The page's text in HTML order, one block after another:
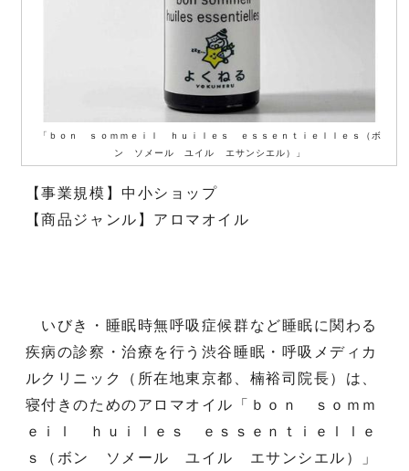
「ｂｏｎ ｓｏｍｍｅｉｌ ｈｕｉｌｅｓ ｅｓｓｅｎｔｉｅｌｌｅｓ（ボ
ン ソメール ユイル エサンシエル）」
【事業規模】中小ショップ
【商品ジャンル】アロマオイル
いびき・睡眠時無呼吸症候群など睡眠に関わる
疾病の診察・治療を行う渋谷睡眠・呼吸メディカ
ルクリニック（所在地東京都、楠裕司院長）は、
寝付きのためのアロマオイル「ｂｏｎ ｓｏｍｍ
ｅｉｌ ｈｕｉｌｅｓ ｅｓｓｅｎｔｉｅｌｌｅ
ｓ（ボン ソメール ユイル エサンシエル）」